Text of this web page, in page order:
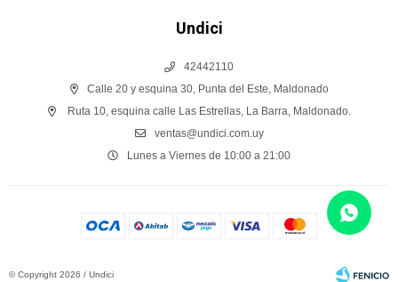
Undici
42442110
Calle 20 y esquina 30, Punta del Este, Maldonado
Ruta 10, esquina calle Las Estrellas, La Barra, Maldonado.
ventas@undici.com.uy
Lunes a Viernes de 10:00 a 21:00
© Copyright 2026 / Undici